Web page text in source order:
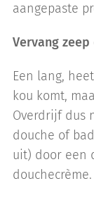
aangepaste
Vervang
Een lang,
kou komt,
Overdrijf dus
douche of
uit) door een
douchecrème.